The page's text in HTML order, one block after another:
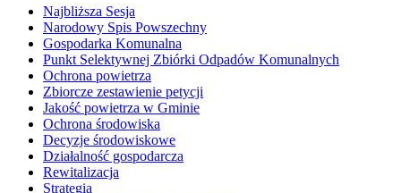
Najbliższa Sesja
Narodowy Spis Powszechny
Gospodarka Komunalna
Punkt Selektywnej Zbiórki Odpadów Komunalnych
Ochrona powietrza
Zbiorcze zestawienie petycji
Jakość powietrza w Gminie
Ochrona środowiska
Decyzje środowiskowe
Działalność gospodarcza
Rewitalizacja
Strategia